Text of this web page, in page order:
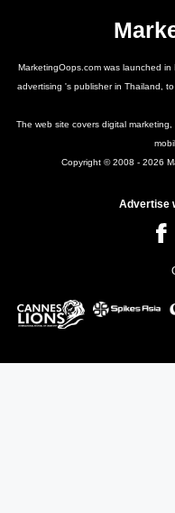
MarketingOops.com was launched
advertising 's publisher in Thailand,
The web site covers digital
Copyright © 2008 - 2026
Advertise